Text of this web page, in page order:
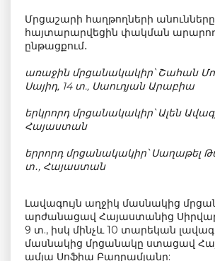
Մրցաշարի հաղթողների անունները
հայտարարվեցին փակման
ընթացքում․
առաջին մրցանակակիր՝ Շահան
Սայիդ, 14 տ., Սաուդյան Արաբիա
երկրորդ մրցանակակիր՝ Ալեն
Հայաստան
երրորդ մրցանակակիր՝ Սաղաթել
տ․, Հայաստան
Լավագույն աղջիկ մասնակից
արժանացավ Հայաստանից
9 տ., իսկ մինչև 10 տարեկան
մասնակից մրցանակը ստացավ
ամյա Սոֆիա Բաղրամյանը: